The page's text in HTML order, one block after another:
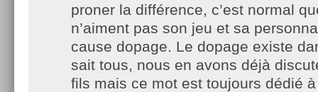
proner la différence, c’est normal
n’aiment pas son jeu et sa
cause dopage. Le dopage existe
sait tous, nous en avons déjà
fils mais ce mot est toujours dédié